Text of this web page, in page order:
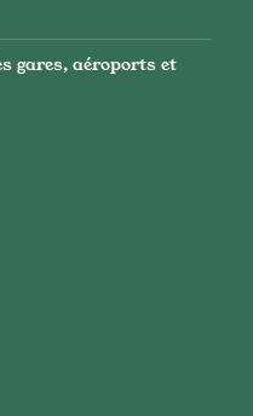
gares, aéroports et